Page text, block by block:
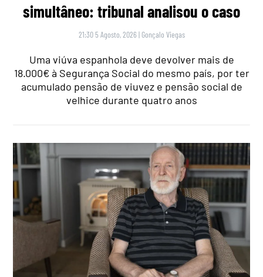
simultâneo: tribunal analisou o caso
21:30 5 Agosto, 2026 | Gonçalo Viegas
Uma viúva espanhola deve devolver mais de
18.000€ à Segurança Social do mesmo país, por ter
acumulado pensão de viuvez e pensão social de
velhice durante quatro anos